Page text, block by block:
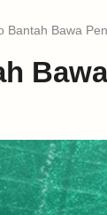
Bantah Bawa